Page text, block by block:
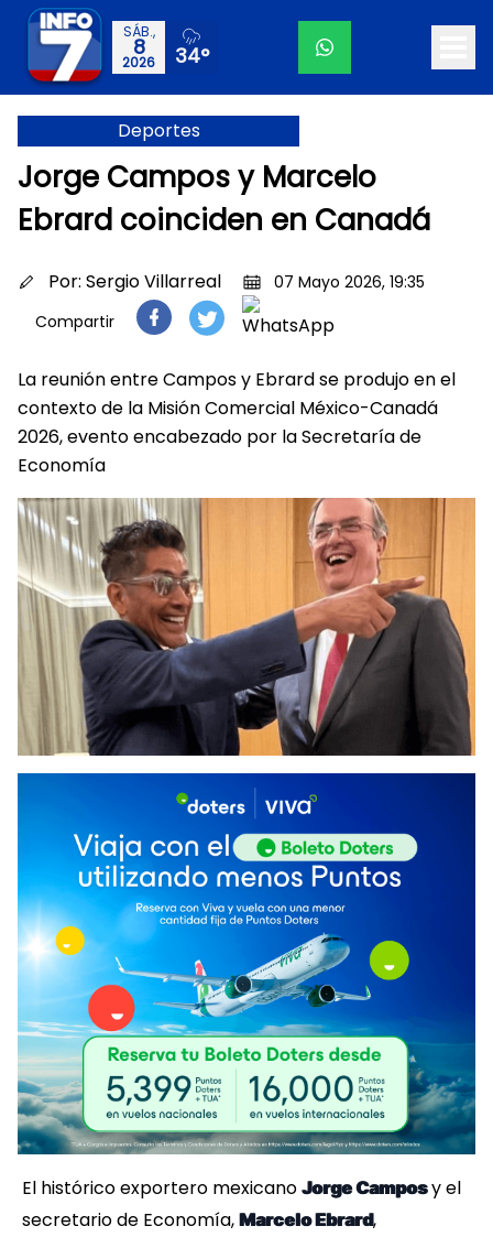
SÁB.,
8
2026 34°
Deportes
Jorge Campos y Marcelo
Ebrard coinciden en Canadá
Por: Sergio Villarreal
07 Mayo 2026, 19:35
Compartir
La reunión entre Campos y Ebrard se produjo en el
contexto de la Misión Comercial México-Canadá
2026, evento encabezado por la Secretaría de
Economía
El histórico exportero mexicano Jorge Camposy el
secretario de Economía, Marcelo Ebrard,